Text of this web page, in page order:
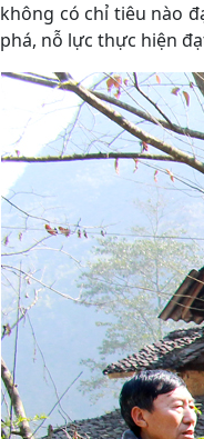
không có chỉ tiêu nào
phá, nỗ lực thực hiện